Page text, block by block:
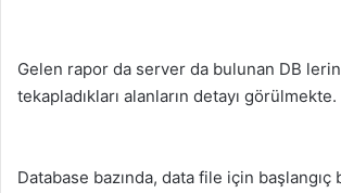
Gelen rapor da server da bulunan DB
tekapladıkları alanların detayı görülmekte.
Database bazında, data file için